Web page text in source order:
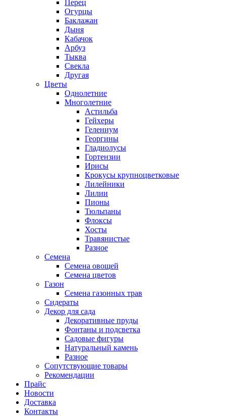
Перец
Огурцы
Баклажан
Дыня
Кабачок
Арбуз
Тыква
Свекла
Другая
Цветы
Однолетние
Многолетние
Астильба
Гейхеры
Гелениум
Георгины
Гладиолусы
Гортензии
Ирисы
Крокусы крупноцветковые
Лилейники
Лилии
Пионы
Тюльпаны
Флоксы
Хосты
Травянистые
Разное
Семена
Семена овощей
Семена цветов
Газон
Семена газонных трав
Сидераты
Декор для сада
Декоративные пруды
Фонтаны и подсветка
Садовые фигуры
Натуральный камень
Разное
Сопутствующие товары
Рекомендации
Прайс
Новости
Доставка
Контакты